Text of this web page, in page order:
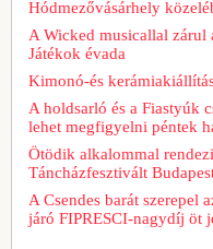
Hódmezővásárhely
A Wicked musicallal zárul
Játékok évada
Kimonó-és
A holdsarló és a Fiastyúk
lehet megfigyelni péntek
Ötödik alkalommal
Táncházfesztivált
A Csendes barát szerepel
járó FIPRESCI-nagydíj öt